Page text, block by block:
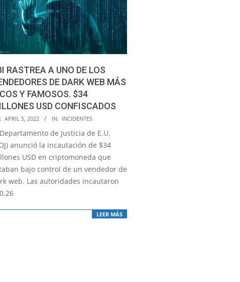
RASTREA A UNO DE LOS
DE DARK WEB MÁS
Y FAMOSOS. $34
USD CONFISCADOS
APRIL 5, 2022 IN: INCIDENTES
de Justicia de E.U.
anunció la incautación de $34
USD en criptomoneda que
bajo control de un vendedor de
web. Las autoridades incautaron
LEER MÁS